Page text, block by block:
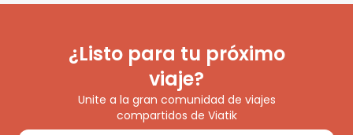
¿Listo para tu próximo
viaje?
Unite a la gran comunidad de viajes
compartidos de Viatik